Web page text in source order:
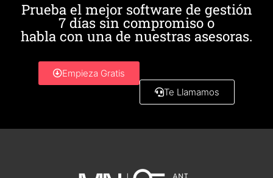
Prueba el mejor software de gestión
7 días sin compromiso o
habla con una de nuestras asesoras.
Empieza Gratis
Te Llamamos